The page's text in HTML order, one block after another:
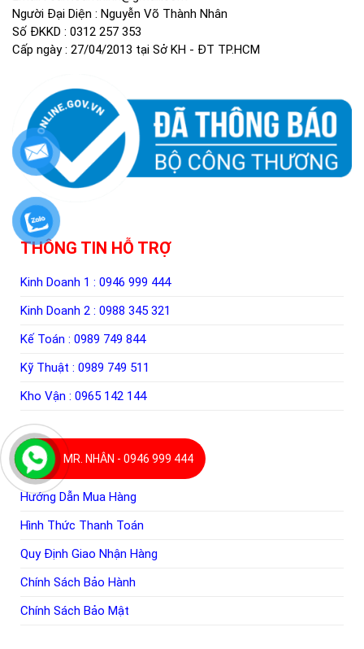
Người Đại Diện : Nguyễn Võ Thành Nhân
Số ĐKKD : 0312 257 353
Cấp ngày : 27/04/2013 tại Sở KH - ĐT TP.HCM
THÔNG TIN HỖ TRỢ
Kinh Doanh 1 : 0946 999 444
Kinh Doanh 2 : 0988 345 321
Kế Toán : 0989 749 844
Kỹ Thuật : 0989 749 511
Kho Vận : 0965 142 144
THÔNG TIN CHUNG
Hướng Dẫn Mua Hàng
Hình Thức Thanh Toán
Quy Định Giao Nhận Hàng
Chính Sách Bảo Hành
Chính Sách Bảo Mật
MR. NHÂN - 0946 999 444